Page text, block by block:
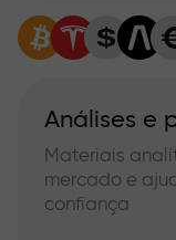
Análises e
Materiais
mercado e
confiança